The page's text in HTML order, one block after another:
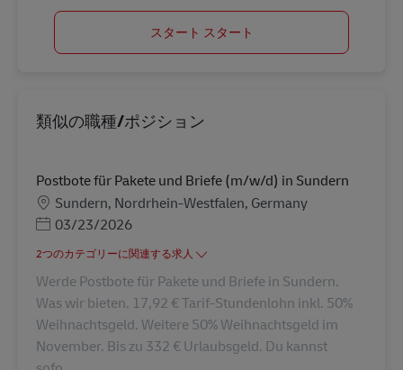
スタート スタート
類似の職種/ポジション
Postbote für Pakete und Briefe (m/w/d) in Sundern
勤務地
Sundern, Nordrhein-Westfalen, Germany
Posted Date
03/23/2026
2つのカテゴリーに関連する求人
Werde Postbote für Pakete und Briefe in Sundern.
Was wir bieten. 17,92 € Tarif-Stundenlohn inkl. 50%
Weihnachtsgeld. Weitere 50% Weihnachtsgeld im
November. Bis zu 332 € Urlaubsgeld. Du kannst